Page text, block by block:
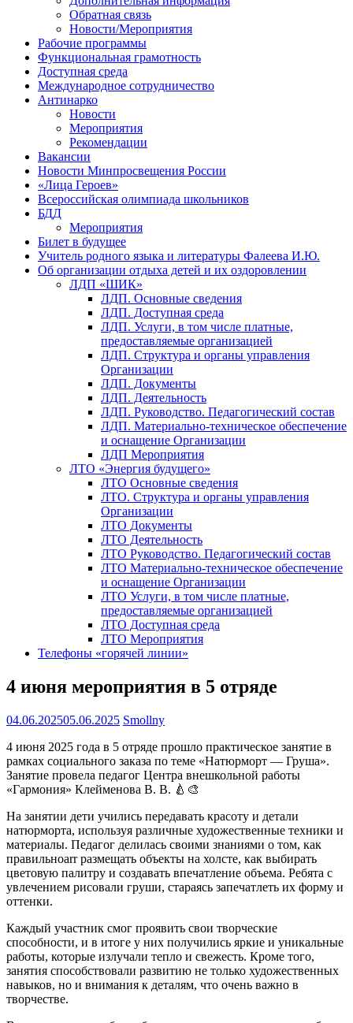
Обратная связь
Новости/Мероприятия
Рабочие программы
Функциональная грамотность
Доступная среда
Международное сотрудничество
Антинарко
Новости
Мероприятия
Рекомендации
Вакансии
Новости Минпросвещения России
«Лица Героев»
Всероссийская олимпиада школьников
БДД
Мероприятия
Билет в будущее
Учитель родного языка и литературы Фалеева И.Ю.
Об организации отдыха детей и их оздоровлении
ЛДП «ШИК»
ЛДП. Основные сведения
ЛДП. Доступная среда
ЛДП. Услуги, в том числе платные,
предоставляемые организацией
ЛДП. Структура и органы управления
Организации
ЛДП. Документы
ЛДП. Деятельность
ЛДП. Руководство. Педагогический состав
ЛДП. Материально-техническое обеспечение
и оснащение Организации
ЛДП Мероприятия
ЛТО «Энергия будущего»
ЛТО Основные сведения
ЛТО. Структура и органы управления
Организации
ЛТО Документы
ЛТО Деятельность
ЛТО Руководство. Педагогический состав
ЛТО Материально-техническое обеспечение
и оснащение Организации
ЛТО Услуги, в том числе платные,
предоставляемые организацией
ЛТО Доступная среда
ЛТО Мероприятия
Телефоны «горячей линии»
4 июня мероприятия в 5 отряде
04.06.202505.06.2025 Smollny
4 июня 2025 года в 5 отряде прошло практическое занятие в
рамках социального заказа по теме «Натюрморт — Груша».
Занятие провела педагог Центра внешкольной работы
«Гармония» Клейменова В. В. 🍐🎨
На занятии дети учились передавать красоту и детали
натюрморта, используя различные художественные техники и
материалы. Педагог делилась своими знаниями о том, как
правильноarr размещать объекты на холсте, как выбирать
цветовую палитру и создавать впечатление объема. Ребята с
увлечением рисовали груши, стараясь запечатлеть их форму и
оттенки.
Каждый участник смог проявить свои творческие
способности, и в итоге у них получились яркие и уникальные
работы, которые излучали тепло и свежесть. Кроме того,
занятия способствовали развитию не только художественных
навыков, но и внимания к деталям, что очень важно в
творчестве.